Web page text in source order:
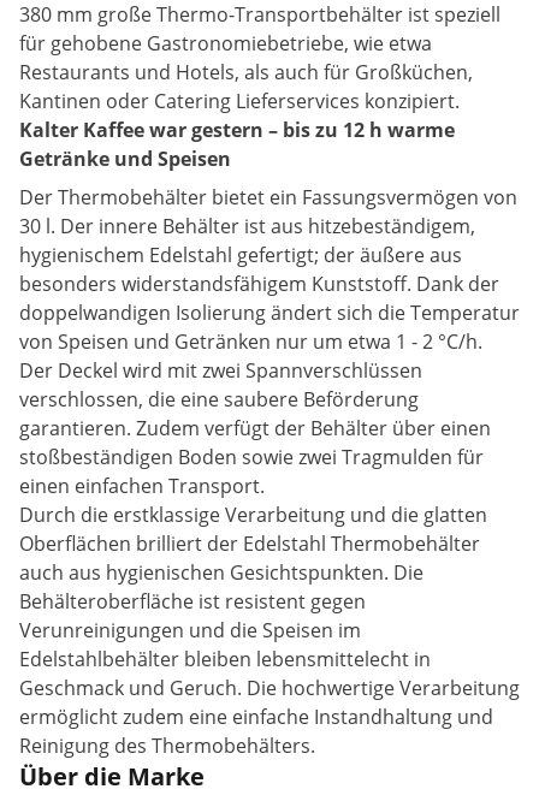
380 mm große Thermo-Transportbehälter ist speziell
für gehobene Gastronomiebetriebe, wie etwa
Restaurants und Hotels, als auch für Großküchen,
Kantinen oder Catering Lieferservices konzipiert.
Kalter Kaffee war gestern – bis zu 12 h warme
Getränke und Speisen
Der Thermobehälter bietet ein Fassungsvermögen von
30 l. Der innere Behälter ist aus hitzebeständigem,
hygienischem Edelstahl gefertigt; der äußere aus
besonders widerstandsfähigem Kunststoff. Dank der
doppelwandigen Isolierung ändert sich die Temperatur
von Speisen und Getränken nur um etwa 1 - 2 °C/h.
Der Deckel wird mit zwei Spannverschlüssen
verschlossen, die eine saubere Beförderung
garantieren. Zudem verfügt der Behälter über einen
stoßbeständigen Boden sowie zwei Tragmulden für
einen einfachen Transport.
Durch die erstklassige Verarbeitung und die glatten
Oberflächen brilliert der Edelstahl Thermobehälter
auch aus hygienischen Gesichtspunkten. Die
Behälteroberfläche ist resistent gegen
Verunreinigungen und die Speisen im
Edelstahlbehälter bleiben lebensmittelecht in
Geschmack und Geruch. Die hochwertige Verarbeitung
ermöglicht zudem eine einfache Instandhaltung und
Reinigung des Thermobehälters.
Über die Marke